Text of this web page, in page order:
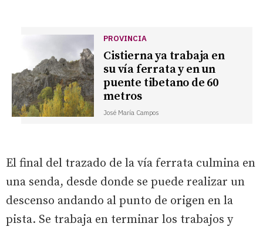
PROVINCIA
Cistierna ya trabaja en
su vía ferrata y en un
puente tibetano de 60
metros
José María Campos
El final del trazado de la vía ferrata culmina en
una senda, desde donde se puede realizar un
descenso andando al punto de origen en la
pista. Se trabaja en terminar los trabajos y